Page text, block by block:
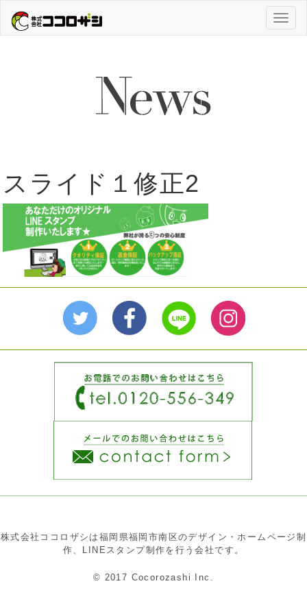
スライド１修正2
株式会社ココロザシは福岡県福岡市南区のデザイン・ホームページ制
作、LINEスタンプ制作を行う会社です。
© 2017 Cocorozashi Inc.